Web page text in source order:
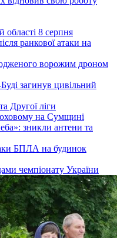
області 8 серпня
ранкової атаки на
ворожим дроном
загинув цивільний
Другої ліги
на Сумщині
зникли антени та
БПЛА на будинок
чемпіонату України